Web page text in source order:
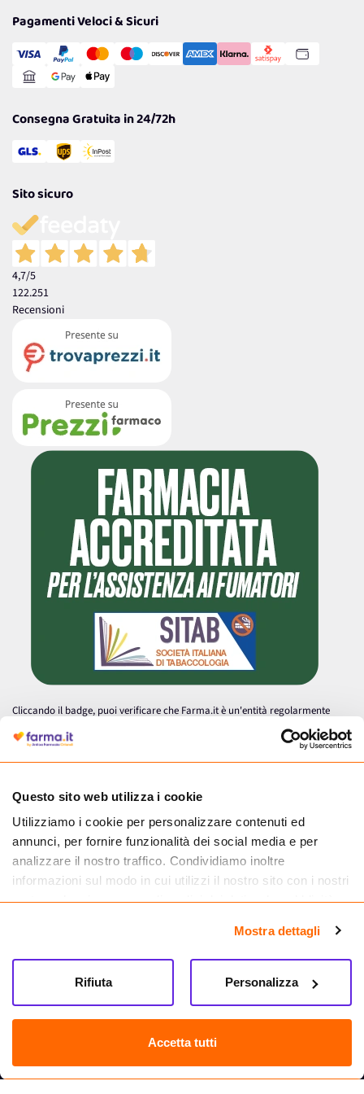
Questo sito web utilizza i cookie
Utilizziamo i cookie per personalizzare contenuti ed
annunci, per fornire funzionalità dei social media e per
analizzare il nostro traffico. Condividiamo inoltre
informazioni sul modo in cui utilizzi il nostro sito con i nostri
partner che si occupano di analisi dei dati web, pubblicità e
informazioni che hai fornito loro o che hanno raccolto dal
tuo utilizzo dei loro servizi.
Mostra dettagli
Accetta tutti
Personalizza
Rifiuta
Cookie Policy
Gestisci Cookie
Reso Facile e Veloce
Pagamenti Veloci & Sicuri
Consegna Gratuita in 24/72h
Sito sicuro
4,7/5
122.251
Recensioni
Cliccando il badge, puoi verificare che Farma.it è un'entità regolarmente
autorizzata dal Ministero della Salute a effettuare la vendita online di
medicinali.
Farma.it S.a.s. P. IVA 07417261216 REA: NA-884088
CREDITS
Sede legale Via delle Repubbliche Marinare 128, 80147 Napoli